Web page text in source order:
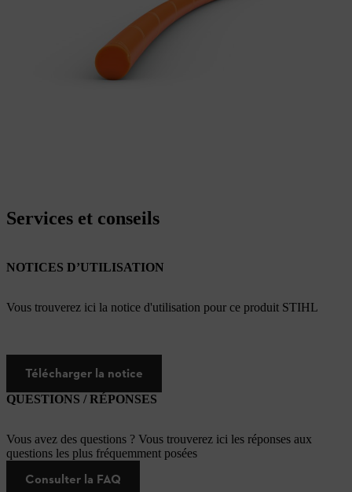
Services et conseils
NOTICES D’UTILISATION
Vous trouverez ici la notice d'utilisation pour ce produit STIHL
Télécharger la notice
QUESTIONS / RÉPONSES
Vous avez des questions ? Vous trouverez ici les réponses aux
questions les plus fréquemment posées
Consulter la FAQ